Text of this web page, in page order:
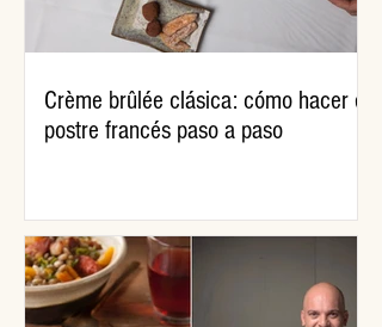
Crème brûlée clásica: cómo hacer el
postre francés paso a paso